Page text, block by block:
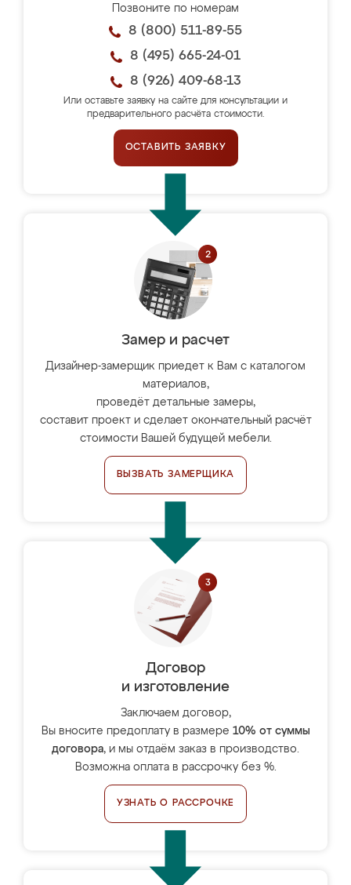
Позвоните по номерам
8 (800) 511-89-55
8 (495) 665-24-01
8 (926) 409-68-13
Или оставьте заявку на сайте для консультации и
предварительного расчёта стоимости.
ОСТАВИТЬ ЗАЯВКУ
Замер и расчет
Дизайнер-замерщик приедет к Вам с каталогом
материалов,
проведёт детальные замеры,
составит проект и сделает окончательный расчёт
стоимости Вашей будущей мебели.
ВЫЗВАТЬ ЗАМЕРЩИКА
Договор
и изготовление
Заключаем договор,
Вы вносите предоплату в размере 10% от суммы
договора, и мы отдаём заказ в производство.
Возможна оплата в рассрочку без %.
УЗНАТЬ О РАССРОЧКЕ